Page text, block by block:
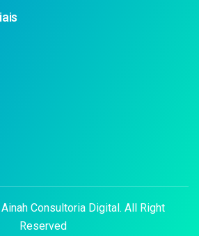
Consultoria Digital. All Right
Reserved